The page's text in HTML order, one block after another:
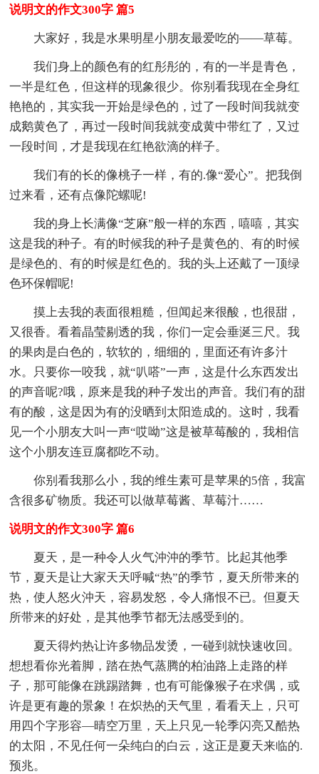
说明文的作文300字 篇5
大家好，我是水果明星小朋友最爱吃的——草莓。
我们身上的颜色有的红彤彤的，有的一半是青色，
一半是红色，但这样的现象很少。你别看我现在全身红
艳艳的，其实我一开始是绿色的，过了一段时间我就变
成鹅黄色了，再过一段时间我就变成黄中带红了，又过
一段时间，才是我现在红艳欲滴的样子。
我们有的长的像桃子一样，有的.像“爱心”。把我倒
过来看，还有点像陀螺呢!
我的身上长满像“芝麻”般一样的东西，嘻嘻，其实
这是我的种子。有的时候我的种子是黄色的、有的时候
是绿色的、有的时候是红色的。我的头上还戴了一顶绿
色环保帽呢!
摸上去我的表面很粗糙，但闻起来很酸，也很甜，
又很香。看着晶莹剔透的我，你们一定会垂涎三尺。我
的果肉是白色的，软软的，细细的，里面还有许多汁
水。只要你一咬我，就“叭嗒”一声，这是什么东西发出
的声音呢?哦，原来是我的种子发出的声音。我们有的甜
有的酸，这是因为有的没晒到太阳造成的。这时，我看
见一个小朋友大叫一声“哎呦”这是被草莓酸的，我相信
这个小朋友连豆腐都吃不动。
你别看我那么小，我的维生素可是苹果的5倍，我富
含很多矿物质。我还可以做草莓酱、草莓汁……
说明文的作文300字 篇6
夏天，是一种令人火气沖沖的季节。比起其他季
节，夏天是让大家天天呼喊“热”的季节，夏天所带来的
热，使人怒火沖天，容易发怒，令人痛恨不已。但夏天
所带来的好处，是其他季节都无法感受到的。
夏天得灼热让许多物品发烫，一碰到就快速收回。
想想看你光着脚，踏在热气蒸腾的柏油路上走路的样
子，那可能像在跳踢踏舞，也有可能像猴子在求偶，或
许是更有趣的景象！在炽热的天气里，看看天上，只可
用四个字形容—晴空万里，天上只见一轮季闪亮又酷热
的太阳，不见任何一朵纯白的白云，这正是夏天来临的.
预兆。